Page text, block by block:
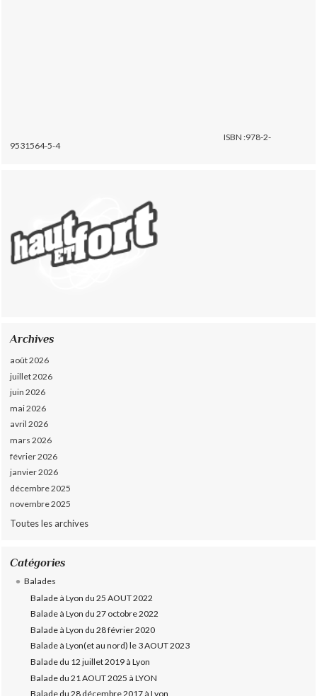
ISBN :978-2-
9531564-5-4
Archives
août 2026
juillet 2026
juin 2026
mai 2026
avril 2026
mars 2026
février 2026
janvier 2026
décembre 2025
novembre 2025
Toutes les archives
Catégories
Balades
Balade à Lyon du 25 AOUT 2022
Balade à Lyon du 27 octobre 2022
Balade à Lyon du 28 février 2020
Balade à Lyon(et au nord) le 3 AOUT 2023
Balade du 12 juillet 2019 à Lyon
Balade du 21 AOUT 2025 à LYON
Balade du 28 décembre 2017 à Lyon